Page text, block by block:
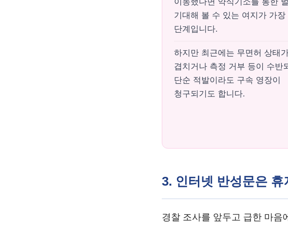
기대해 볼 수 있는 여지가 가장
단계입니다.
하지만 최근에는 무면허 상태
겹치거나 측정 거부 등이 수반
단순 적발이라도 구속 영장이
청구되기도 합니다.
3. 인터넷 반성문은
경찰 조사를 앞두고 급한 마음